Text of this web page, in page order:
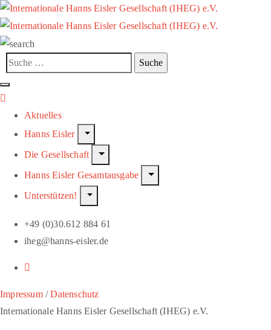
Aktuelles
Hanns Eisler
Die Gesellschaft
Hanns Eisler Gesamtausgabe
Unterstützen!
+49 (0)30.612 884 61
iheg@hanns-eisler.de
Impressum/Datenschutz
Internationale Hanns Eisler Gesellschaft (IHEG) e.V.